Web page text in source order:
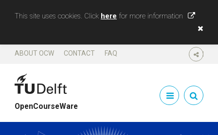
This site uses cookies. Click here for more information
SHARE
ABOUT OCW CONTACT FAQ
OpenCourseWare